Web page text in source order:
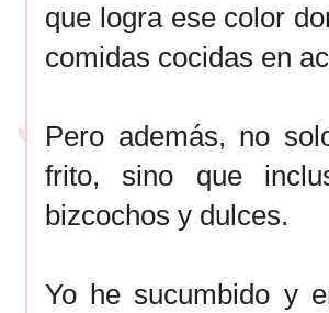
que logra ese color
comidas cocidas en
Pero además, no
frito, sino que
bizcochos y dulces.
Yo he sucumbido y